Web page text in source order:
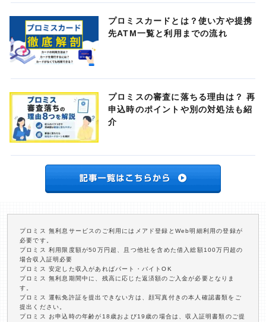
プロミスカードとは？使い方や提携
先ATM一覧と利用までの流れ
プロミスの審査に落ちる理由は？ 再
申込時のポイントや別の対処法も紹
介
プロミス 無利息サービスのご利用にはメアド登録とWeb明細利用の登録が
必要です。
プロミス 利用限度額が50万円超、且つ他社を含めた借入総額100万円超の
場合収入証明必要
プロミス 安定した収入があればパート・バイトOK
プロミス 無利息期間中に、残高に応じた返済額のご入金が必要となりま
す。
プロミス 運転免許証を提出できない方は、顔写真付きの本人確認書類をご
提出ください。
プロミス お申込時の年齢が18歳および19歳の場合は、収入証明書類のご提